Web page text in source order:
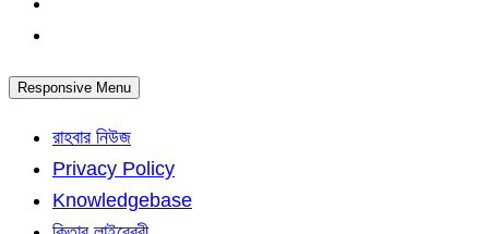
Responsive Menu
রাহবার নিউজ
Privacy Policy
Knowledgebase